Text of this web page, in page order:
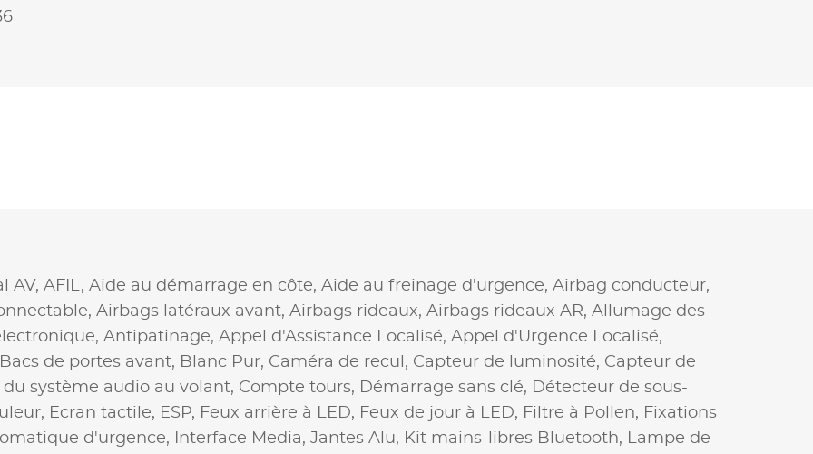
AV, AFIL, Aide au démarrage en côte, Aide au freinage d'urgence, Airbag conducteur,
Airbags latéraux avant, Airbags rideaux, Airbags rideaux AR, Allumage des
Antipatinage, Appel d'Assistance Localisé, Appel d'Urgence Localisé,
Bacs de portes avant, Blanc Pur, Caméra de recul, Capteur de luminosité, Capteur de
système audio au volant, Compte tours, Démarrage sans clé, Détecteur de sous-
Ecran tactile, ESP, Feux arrière à LED, Feux de jour à LED, Filtre à Pollen, Fixations
d'urgence,
Interface Media, Jantes Alu, Kit mains-libres Bluetooth, Lampe de